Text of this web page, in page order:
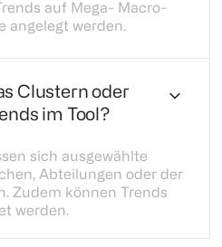
auf Mega- Macro-
angelegt werden.
Clustern oder
im Tool?
sich ausgewählte
Abteilungen oder der
Zudem können Trends
werden.